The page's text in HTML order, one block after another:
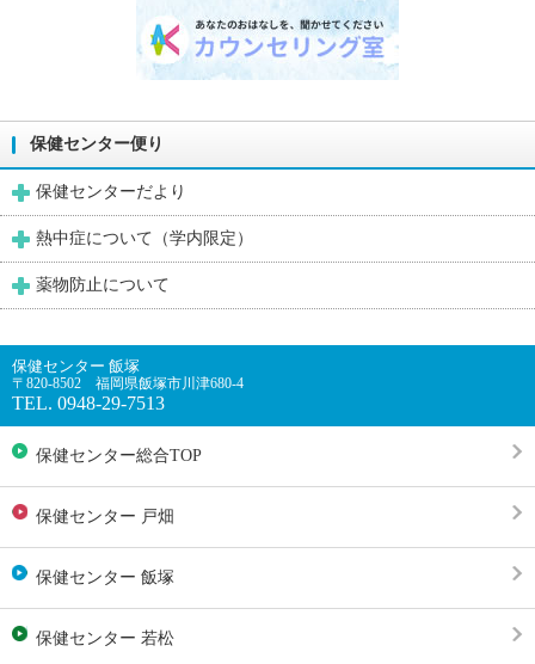
保健センター便り
保健センターだより
熱中症について（学内限定）
薬物防止について
保健センター 飯塚
〒820-8502 福岡県飯塚市川津680-4
TEL. 0948-29-7513
保健センター総合TOP
保健センター 戸畑
保健センター 飯塚
保健センター 若松